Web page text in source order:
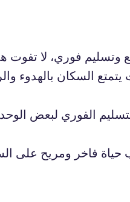
فوري، لا تفوت
السكان بالهدوء
الفوري لبعض
فاخر ومريح على